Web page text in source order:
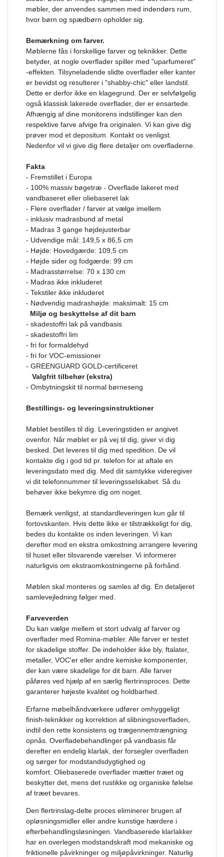
møbler, der anvendes sammen med indendørs rum,
hvor børn og spædbørn opholder sig.
Bemærkning om farver.
Møblerne fås i forskellige farver og teknikker. Dette
betyder, at nogle overflader spiller med "uparfumeret"
-effekten. Tilsyneladende slidte overflader eller kanter
er bevidst og resulterer i "shabby-chic" eller landstil.
Dette er derfor ikke en klagegrund. Der er selvfølgelig
også klassisk lakerede overflader, der er ensartede.
Afhængig af dine monitorens indstillinger kan den
respektive farve afvige fra originalen. Vi kan give dig
prøver mod et depositum. Kontakt os venligst.
Nedenfor vil vi give dig flere detaljer om overfladerne.
Fakta
- Fremstillet i Europa
- 100% massiv bøgetræ - Overflade lakeret med
vandbaseret eller oliebaseret lak
- Flere overflader / farver at vælge imellem
- inklusiv madrasbund af metal
- Madras 3 gange højdejusterbar
- Udvendige mål: 149,5 x 86,5 cm
- Højde: Hovedgærde: 109,5 cm
- Højde sider og fodgærde: 99 cm
- Madrasstørrelse: 70 x 130 cm
- Madras ikke inkluderet
- Tekstiler ikke inkluderet
- Nødvendig madrashøjde: maksimalt: 15 cm
Miljø og beskyttelse af dit barn
- skadestoffri lak på vandbasis
- skadestoffri lim
- fri for formaldehyd
- fri for VOC-emissioner
- GREENGUARD GOLD-certificeret
Valgfrit tilbehør (ekstra)
- Ombytningskit til normal børneseng
Bestillings- og leveringsinstruktioner
Møblet bestilles til dig. Leveringstiden er angivet
ovenfor. Når møblet er på vej til dig, giver vi dig
besked. Det leveres til dig med spedition. De vil
kontakte dig i god tid pr. telefon for at aftale en
leveringsdato med dig. Med dit samtykke videregiver
vi dit telefonnummer til leveringsselskabet. Så du
behøver ikke bekymre dig om noget.
Bemærk venligst, at standardleveringen kun går til
fortovskanten. Hvis dette ikke er tilstrækkeligt for dig,
bedes du kontakte os inden leveringen. Vi kan
derefter mod en ekstra omkostning arrangere levering
til huset eller tilsvarende værelser. Vi informerer
naturligvis om ekstraomkostningerne på forhånd.
Møblen skal monteres og samles af dig. En detaljeret
samlevejledning følger med.
Farveverden
Du kan vælge mellem et stort udvalg af farver og
overflader med Romina-møbler. Alle farver er testet
for skadelige stoffer. De indeholder ikke bly, ftalater,
metaller, VOC'er eller andre kemiske komponenter,
der kan være skadelige for dit barn. Alle farver
påføres ved hjælp af en særlig flertrinsproces. Dette
garanterer højeste kvalitet og holdbarhed.
Erfarne møbelhåndværkere udfører omhyggeligt
finish-teknikker og korrektion af slibningsoverfladen,
indtil den rette konsistens og trægennemtrængning
opnås. Overfladebehandlinger på vandbasis får
derefter en endelig klarlak, der forsegler overfladen
og sørger for modstandsdygtighed og
komfort. Oliebaserede overflader mætter træet og
beskytter det, mens det rustikke og organiske følelse
af træet bevares.
Den flertrinslag-delte proces eliminerer brugen af
opløsningsmidler eller andre kunstige hærdere i
efterbehandlingsløsningen. Vandbaserede klarlakker
har en overlegen modstandskraft mod mekaniske og
friktionelle påvirkninger og miljøpåvirkninger. Naturlig